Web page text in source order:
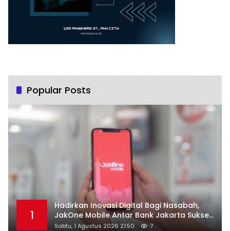
Popular Posts
1
Hadirkan Inovasi Digital Bagi Nasabah,
JakOne Mobile Antar Bank Jakarta Sukses
Raih Digital Excellence Awards 2026
Sabtu, 1 Agustus 2026 21:50 7